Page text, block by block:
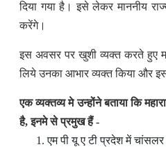
दिया गया है। इसे लेकर माननीय
करेंगे।
इस अवसर पर खुशी व्यक्त करते हुए
लिये उनका आभार व्यक्त किया और इस
एक व्यक्तव्य मे उन्होंने बताया कि
है, इनमे से प्रमुख हैं -
एम पी यू ए टी प्रदेश में चांसलर